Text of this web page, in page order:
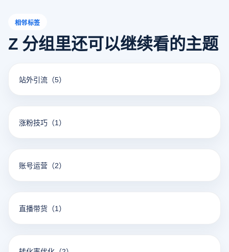
相邻标签
Z 分组里还可以继续看的主题
站外引流 （5）
涨粉技巧 （1）
账号运营 （2）
直播带货 （1）